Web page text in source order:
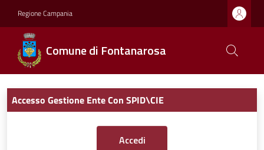
Regione Campania
Comune di Fontanarosa
Accesso Gestione Ente Con SPID\CIE